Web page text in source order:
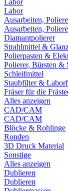
Labor
Labor
Ausarbeiten,
Ausarbeiten,
Diamantpolierer
Strahlmittel &
Polierpasten &
Polierer, Bürsten &
Schleifmittel
Staubfilter &
Fräser für die
Alles anzeigen
CAD/CAM
CAD/CAM
Blöcke & Rohlinge
Ronden
3D Druck Material
Sonstige
Alles anzeigen
Dublieren
Dublieren